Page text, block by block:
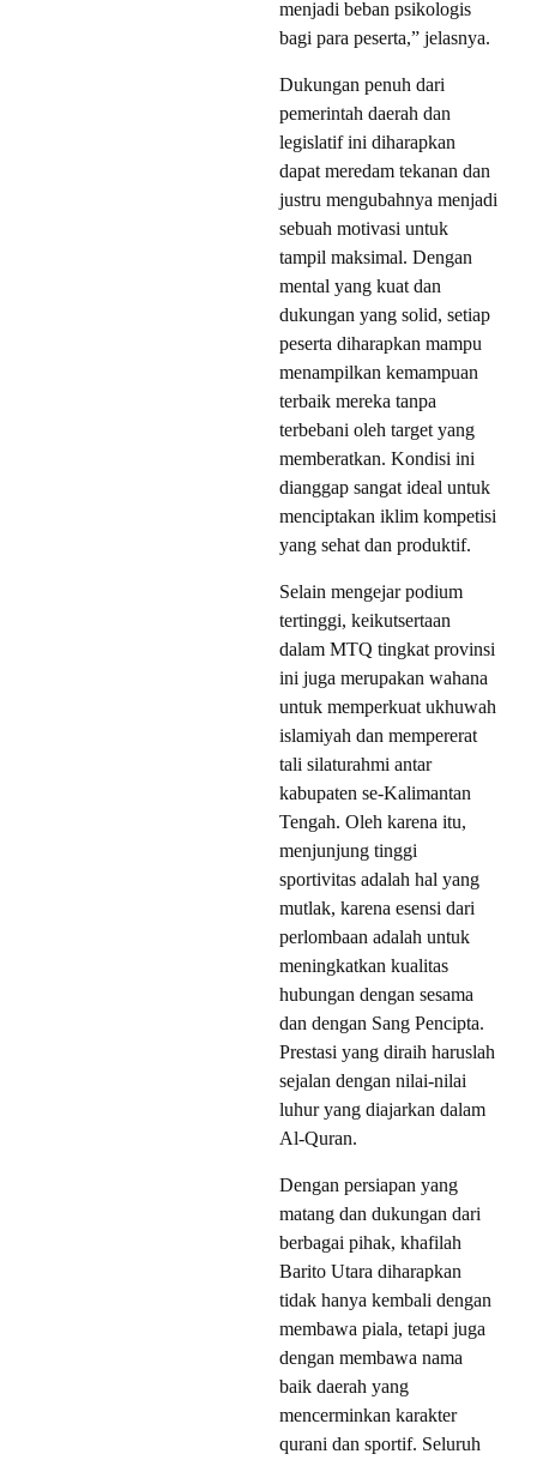
menjadi beban psikologis
bagi para peserta,” jelasnya.
Dukungan penuh dari
pemerintah daerah dan
legislatif ini diharapkan
dapat meredam tekanan dan
justru mengubahnya menjadi
sebuah motivasi untuk
tampil maksimal. Dengan
mental yang kuat dan
dukungan yang solid, setiap
peserta diharapkan mampu
menampilkan kemampuan
terbaik mereka tanpa
terbebani oleh target yang
memberatkan. Kondisi ini
dianggap sangat ideal untuk
menciptakan iklim kompetisi
yang sehat dan produktif.
Selain mengejar podium
tertinggi, keikutsertaan
dalam MTQ tingkat provinsi
ini juga merupakan wahana
untuk memperkuat ukhuwah
islamiyah dan mempererat
tali silaturahmi antar
kabupaten se-Kalimantan
Tengah. Oleh karena itu,
menjunjung tinggi
sportivitas adalah hal yang
mutlak, karena esensi dari
perlombaan adalah untuk
meningkatkan kualitas
hubungan dengan sesama
dan dengan Sang Pencipta.
Prestasi yang diraih haruslah
sejalan dengan nilai-nilai
luhur yang diajarkan dalam
Al-Quran.
Dengan persiapan yang
matang dan dukungan dari
berbagai pihak, khafilah
Barito Utara diharapkan
tidak hanya kembali dengan
membawa piala, tetapi juga
dengan membawa nama
baik daerah yang
mencerminkan karakter
qurani dan sportif. Seluruh